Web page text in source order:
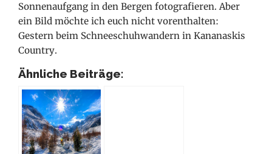
Sonnenaufgang in den Bergen fotografieren. Aber
ein Bild möchte ich euch nicht vorenthalten:
Gestern beim Schneeschuhwandern in Kananaskis
Country.
Ähnliche Beiträge: